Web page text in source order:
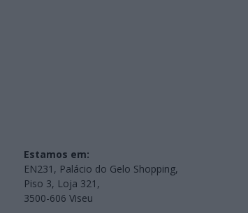
Estamos em:
EN231, Palácio do Gelo Shopping,
Piso 3, Loja 321,
3500-606 Viseu